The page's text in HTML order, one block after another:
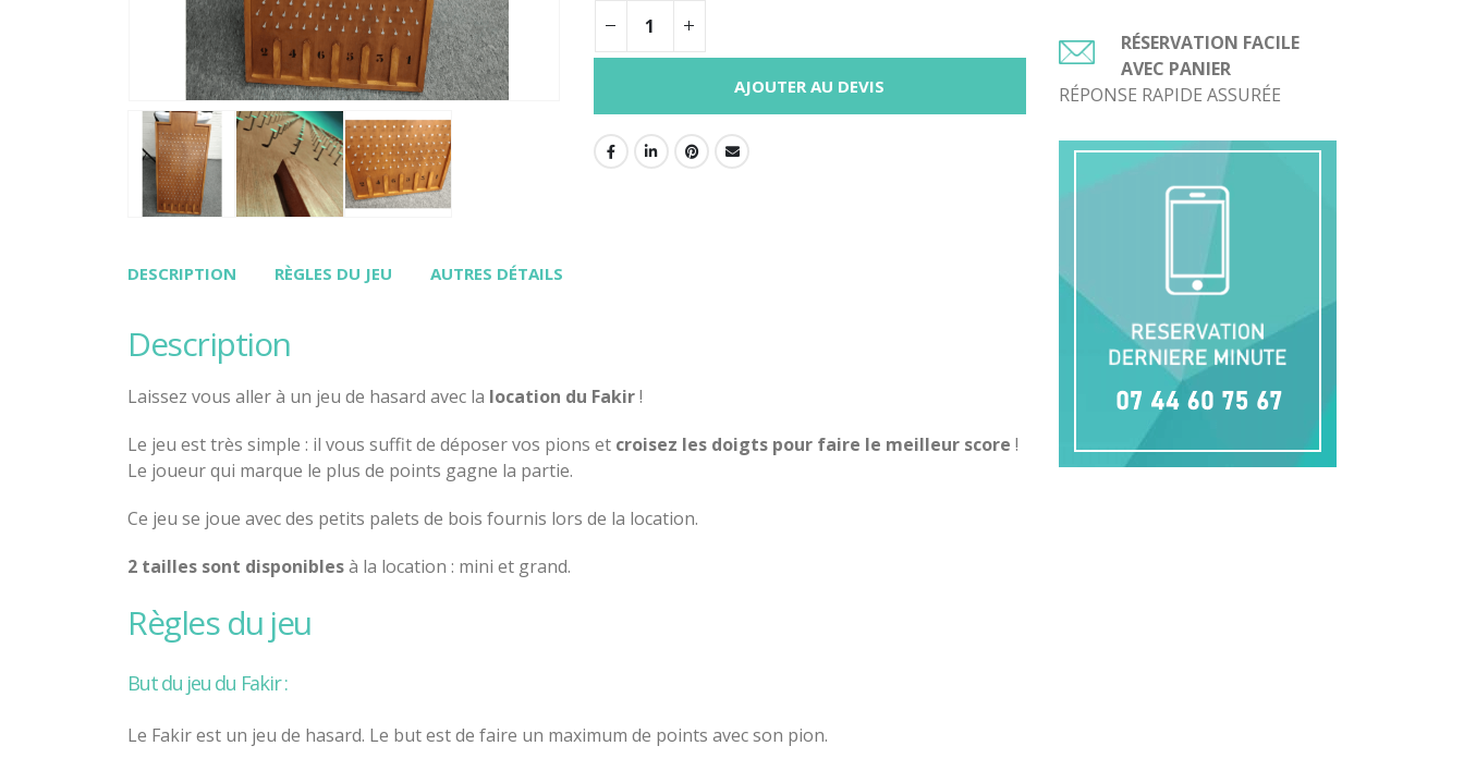
AJOUTER AU DEVIS
DESCRIPTION RÈGLES DU JEU AUTRES DÉTAILS
description
Laissez vous aller à un jeu de hasard avec la location du Fakir!
Le jeu est très simple : il vous suffit de déposer vos pions et croisez les doigts pour faire le meilleur score !
Le joueur qui marque le plus de points gagne la partie.
Ce jeu se joue avec des petits palets de bois fournis lors de la location.
2 tailles sont disponiblesà la location : mini et grand.
règles du jeu
But du jeu du Fakir :
Le Fakir est un jeu de hasard. Le but est de faire un maximum de points avec son pion.
RÉSERVATION FACILE
AVEC PANIER
RÉPONSE RAPIDE ASSURÉE